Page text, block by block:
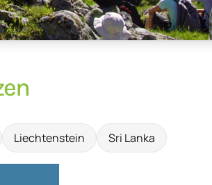
Liechtenstein Sri Lanka